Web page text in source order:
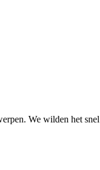
We wilden het